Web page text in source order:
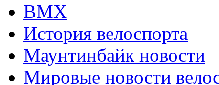
ВМХ
История велоспорта
Маунтинбайк новости
Мировые новости